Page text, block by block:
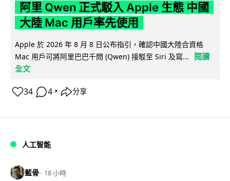
阿里 Qwen 正式駁入 Apple 生態 中國
大陸 Mac 用戶率先使用
Apple 於 2026 年 8 月 8 日公布指引，確認中國大陸合資格
Mac 用戶可將阿里巴巴千問 (Qwen) 接駁至 Siri 及寫...
閱讀
全文
34 4 ↗ 分享
人工智能
藍骨 18 小時